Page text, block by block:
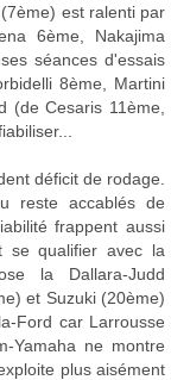
est ralenti par
6ème, Nakajima
séances d'essais
8ème, Martini
(de Cesaris 11ème,
déficit de rodage.
reste accablés de
frappent aussi
se qualifier avec la
la Dallara-Judd
et Suzuki (20ème)
Ford car Larrousse
Yamaha ne montre
plus aisément